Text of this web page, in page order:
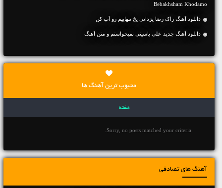
Bebakhsham Khodamo
دانلود آهنگ راک رضا یزدانی یخ تنهاییم رو آب کن
دانلود آهنگ جديد علی یاسینی نمیخواستم و متن آهنگ
محبوب ترین آهنگ ها
هفته
Sorry, no posts matched your criteria.
آهنگ های تصادفی